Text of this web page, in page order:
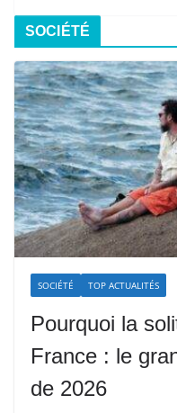
SOCIÉTÉ
SOCIÉTÉ TOP ACTUALITÉS
Pourquoi la
France : le
de 2026